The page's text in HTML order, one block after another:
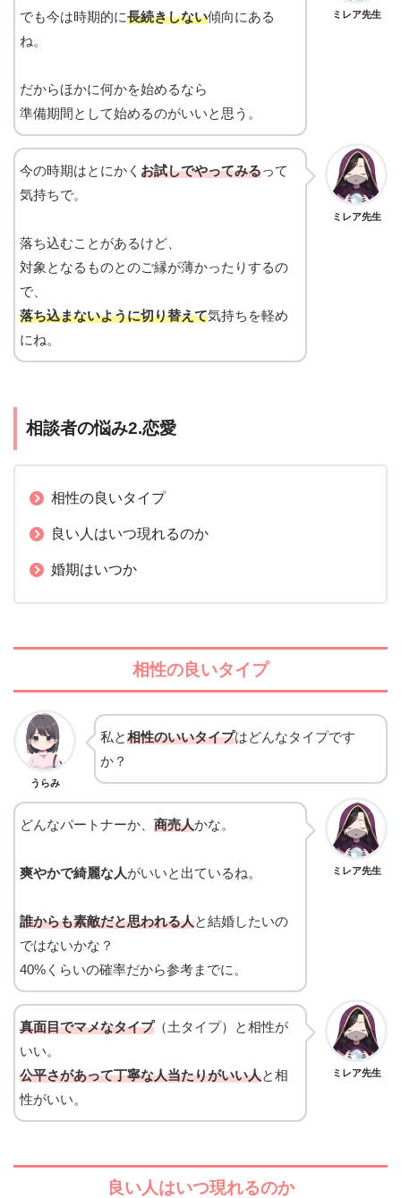
ミレア先生
でも今は時期的に長続きしない傾向にある
ね。
だからほかに何かを始めるなら
準備期間として始めるのがいいと思う。
ミレア先生
今の時期はとにかく お試しでやってみるって
気持ちで。
落ち込むことがあるけど、
対象となるものとのご縁が薄かったりするの
で、
落ち込まないように切り替えて気持ちを軽め
にね。
相談者の悩み2.恋愛
相性の良いタイプ
良い人はいつ現れるのか
婚期はいつか
相性の良いタイプ
うらみ
私と相性のいいタイプはどんなタイプです
か？
ミレア先生
どんなパートナーか、 商売人かな。
爽やかで綺麗な人がいいと出ているね。
誰からも素敵だと思われる人と結婚したいの
ではないかな？
40%くらいの確率だから参考までに。
ミレア先生
真面目でマメなタイプ（土タイプ）と相性が
いい。
公平さがあって丁寧な人当たりがいい人と相
性がいい。
良い人はいつ現れるのか